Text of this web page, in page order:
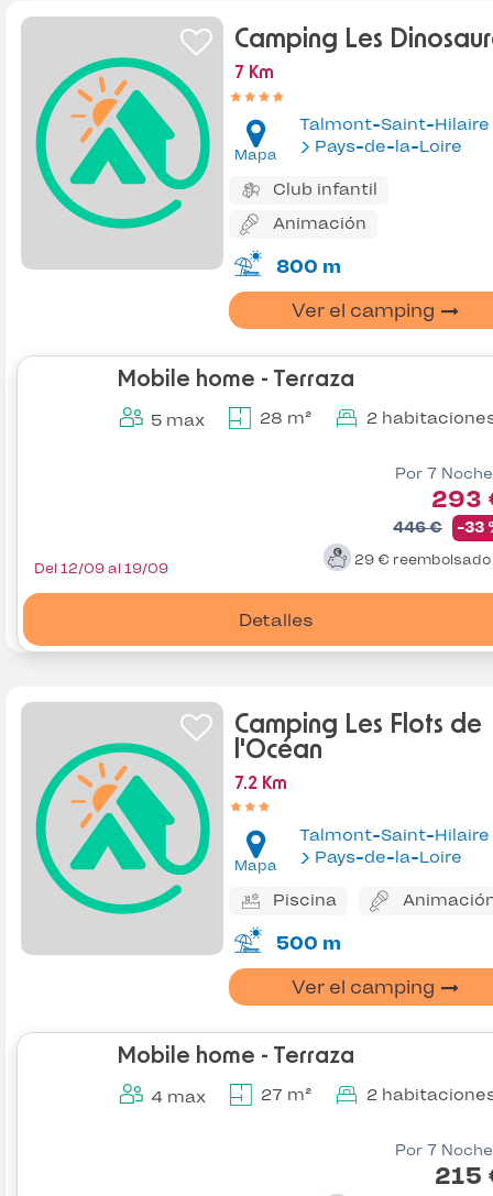
Camping Les
7 Km
Mapa
Talmont-Saint-Hilaire
Pays-de-la-Loire
Club infantil
Animación
800 m
Ver el camping
Mobile home - Terraza
5 max 28 m² 2
Por 7
293
446 € -33
29 € reembolsado
Detalles
Del 12/09 al 19/09
Camping Les Flots de
l'Océan
7.2 Km
Mapa
Talmont-Saint-Hilaire
Pays-de-la-Loire
Piscina
500 m
Ver el camping
Mobile home - Terraza
4 max 27 m² 2
Por 7
215